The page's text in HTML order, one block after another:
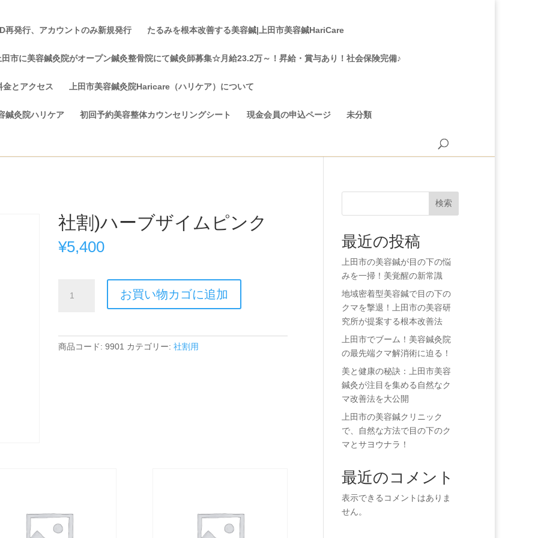
再発行、アカウントのみ新規発行 たるみを根本改善する美容鍼|上田市美容鍼HariCare
田市に美容鍼灸院がオープン鍼灸整骨院にて鍼灸師募集☆月給23.2万～！昇給・賞与あり！社会保険完備♪
金とアクセス 上田市美容鍼灸院Haricare（ハリケア）について
鍼灸院ハリケア 初回予約美容整体カウンセリングシート 現金会員の申込ページ 未分類
社割)ハーブザイムピンク
¥5,400
ブ
お買い物カゴに追加
商品コード:9901 カテゴリー:社割用
検索
最近の投稿
上田市の美容鍼が目の下の悩
みを一掃！美覚醒の新常識
地域密着型美容鍼で目の下の
クマを撃退！上田市の美容研
究所が提案する根本改善法
上田市でブーム！美容鍼灸院
の最先端クマ解消術に迫る！
美と健康の秘訣：上田市美容
鍼灸が注目を集める自然なク
マ改善法を大公開
上田市の美容鍼クリニック
で、自然な方法で目の下のク
マとサヨウナラ！
最近のコメント
表示できるコメントはありま
せん。